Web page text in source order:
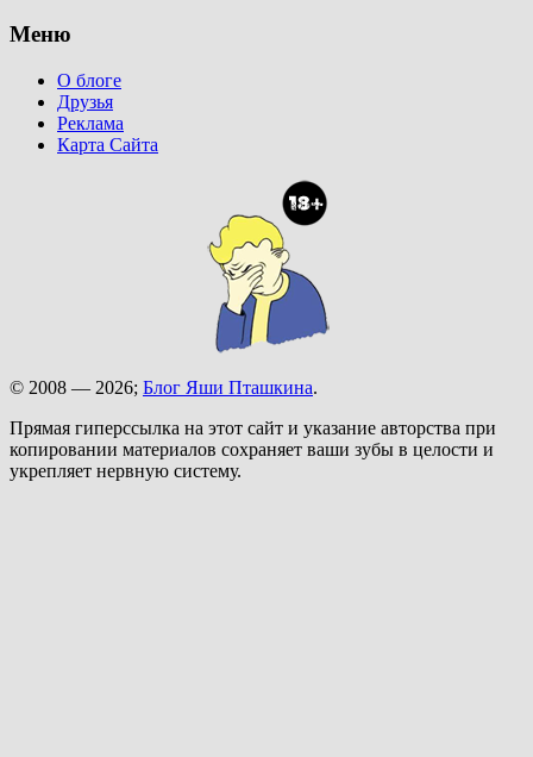
Меню
О блоге
Друзья
Реклама
Карта Сайта
© 2008 — 2026; Блог Яши Пташкина.
Прямая гиперссылка на этот сайт и указание авторства при
копировании материалов сохраняет ваши зубы в целости и
укрепляет нервную систему.